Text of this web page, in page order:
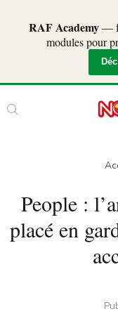
RAF Academy—
modules pour
People :
placé en